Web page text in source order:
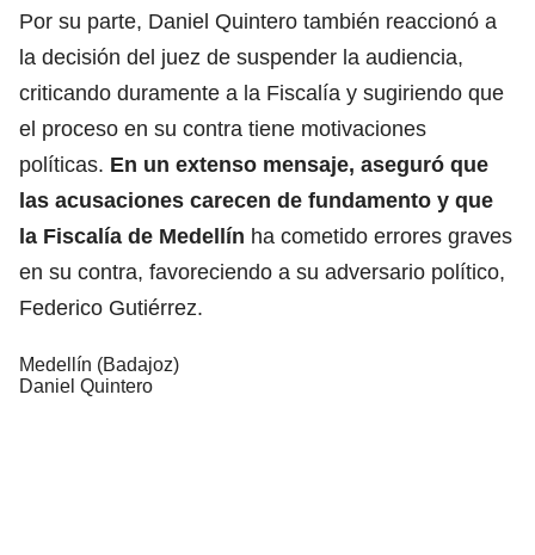
Por su parte, Daniel Quintero también reaccionó a
la decisión del juez de suspender la audiencia,
criticando duramente a la Fiscalía y sugiriendo que
el proceso en su contra tiene motivaciones
políticas. En un extenso mensaje, aseguró que
las acusaciones carecen de fundamento y que
la Fiscalía de Medellín ha cometido errores graves
en su contra, favoreciendo a su adversario político,
Federico Gutiérrez.
Medellín (Badajoz)
Daniel Quintero